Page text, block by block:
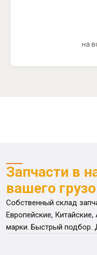
на
Запчасти в
вашего
Собственный склад
Европейские,
марки. Быстрый подбор.